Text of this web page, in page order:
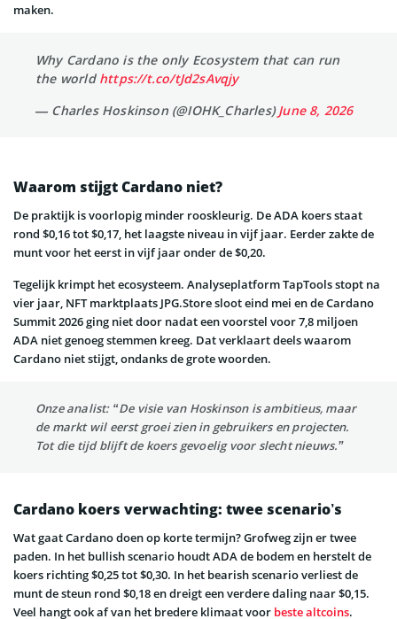
maken.
Why Cardano is the only Ecosystem that can run
the world https://t.co/tJd2sAvqjy
— Charles Hoskinson (@IOHK_Charles)June 8, 2026
Waarom stijgt Cardano niet?
De praktijk is voorlopig minder rooskleurig. De ADA koers staat
rond $0,16 tot $0,17, het laagste niveau in vijf jaar. Eerder zakte de
munt voor het eerst in vijf jaar onder de $0,20.
Tegelijk krimpt het ecosysteem. Analyseplatform TapTools stopt na
vier jaar, NFT marktplaats JPG.Store sloot eind mei en de Cardano
Summit 2026 ging niet door nadat een voorstel voor 7,8 miljoen
ADA niet genoeg stemmen kreeg. Dat verklaart deels waarom
Cardano niet stijgt, ondanks de grote woorden.
Onze analist: “De visie van Hoskinson is ambitieus, maar
de markt wil eerst groei zien in gebruikers en projecten.
Tot die tijd blijft de koers gevoelig voor slecht nieuws.”
Cardano koers verwachting: twee scenario’s
Wat gaat Cardano doen op korte termijn? Grofweg zijn er twee
paden. In het bullish scenario houdt ADA de bodem en herstelt de
koers richting $0,25 tot $0,30. In het bearish scenario verliest de
munt de steun rond $0,18 en dreigt een verdere daling naar $0,15.
Veel hangt ook af van het bredere klimaat voor beste altcoins.